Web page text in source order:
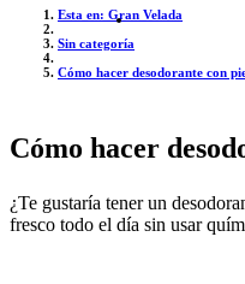
Esta en: Gran Velada
Sin categoría
Cómo hacer desodorante con
Cómo hacer
¿Te gustaría tener un
fresco todo el día sin usar